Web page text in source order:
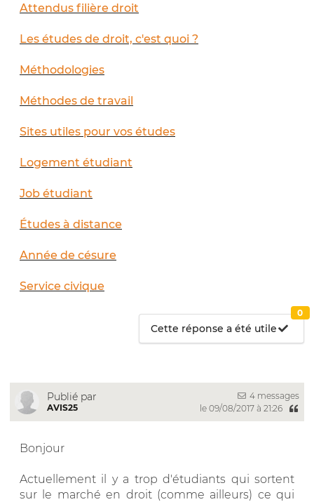
Attendus filière droit
Les études de droit, c'est quoi ?
Méthodologies
Méthodes de travail
Sites utiles pour vos études
Logement étudiant
Job étudiant
Études à distance
Année de césure
Service civique
Cette réponse a été utile
0
Publié par
AVIS25
4 messages
le 09/08/2017 à 21:26
Bonjour
Actuellement il y a trop d'étudiants qui sortent
sur le marché en droit (comme ailleurs) ce qui